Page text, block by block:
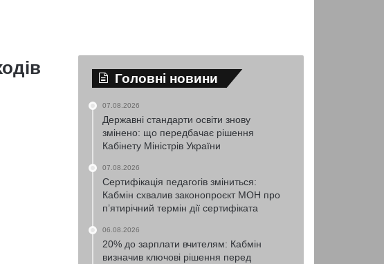
Головні новини
07.08.2026
Державні стандарти освіти знову
змінено: що передбачає рішення
Кабінету Міністрів України
07.08.2026
Сертифікація педагогів зміниться:
Кабмін схвалив законопроєкт МОН про
п’ятирічний термін дії сертифіката
06.08.2026
20% до зарплати вчителям: Кабмін
визначив ключові рішення перед